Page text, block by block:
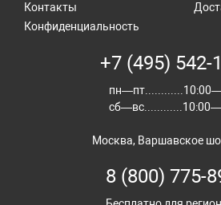
Контакты
Конфиденциальность
+7 (495) 542-
Москва, Варшавское
8 (800) 775-